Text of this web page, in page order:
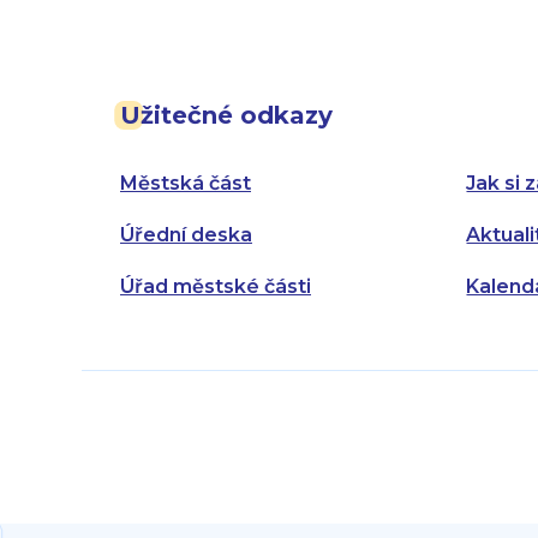
Užitečné odkazy
Městská část
Úřední deska
Úřad městské části
Jak si